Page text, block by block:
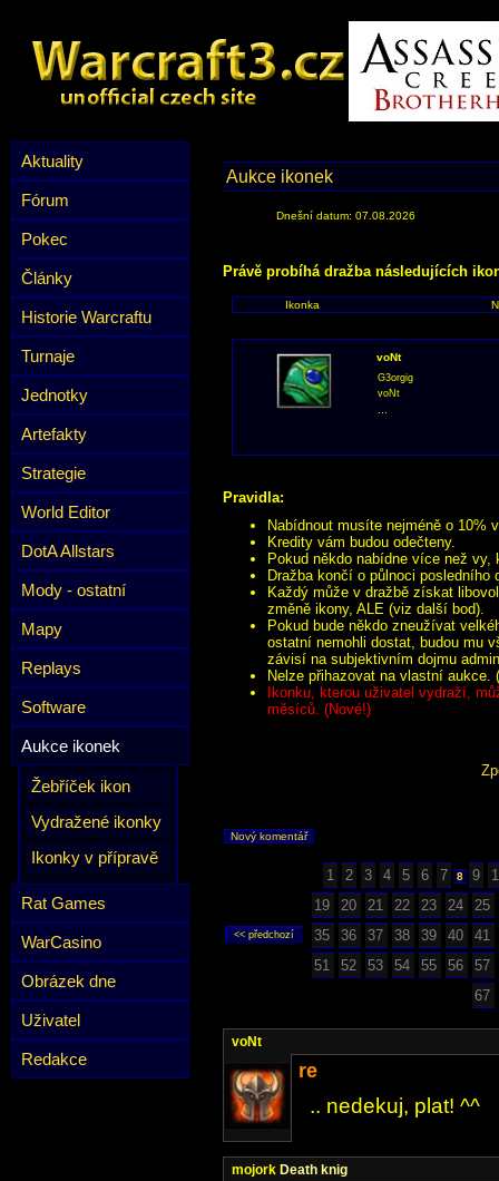
Aktuality
Fórum
Pokec
Články
Historie Warcraftu
Turnaje
Jednotky
Artefakty
Strategie
World Editor
DotA Allstars
Mody - ostatní
Mapy
Replays
Software
Aukce ikonek
Žebříček ikon
Vydražené ikonky
Ikonky v přípravě
Rat Games
WarCasino
Obrázek dne
Uživatel
Redakce
Aukce ikonek
Dnešní datum: 07.08.2026
Právě probíhá dražba následujících
Ikonka
voNt
G3orgig
voNt
Pravidla:
Nabídnout musíte nejméně o
Kredity vám budou odečteny.
Pokud někdo nabídne více než
Dražba končí o půlnoci posledního
Každý může v dražbě získat
změně ikony, ALE (viz další bod).
Pokud bude někdo zneužívat
ostatní nemohli dostat, budou mu
závisí na subjektivním dojmu
Nelze přihazovat na vlastní aukce.
Ikonku, kterou uživatel vydraží,
měsíců. (Nové!)
Nový komentář
1 2 3 4 5 6 7 8 9
19
20 21 22 23 24
25
35
36 37 38 39 40
41
51
52 53 54 55 56
57
67
voNt
re
.. nedekuj, plat! ^^
mojork Death knig